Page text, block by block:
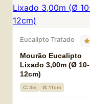
Eucalipto Tratado
Mourão Eucalipto
Lixado 3,00m (Ø 10-
12cm)
C: 3m Ø: 11cm